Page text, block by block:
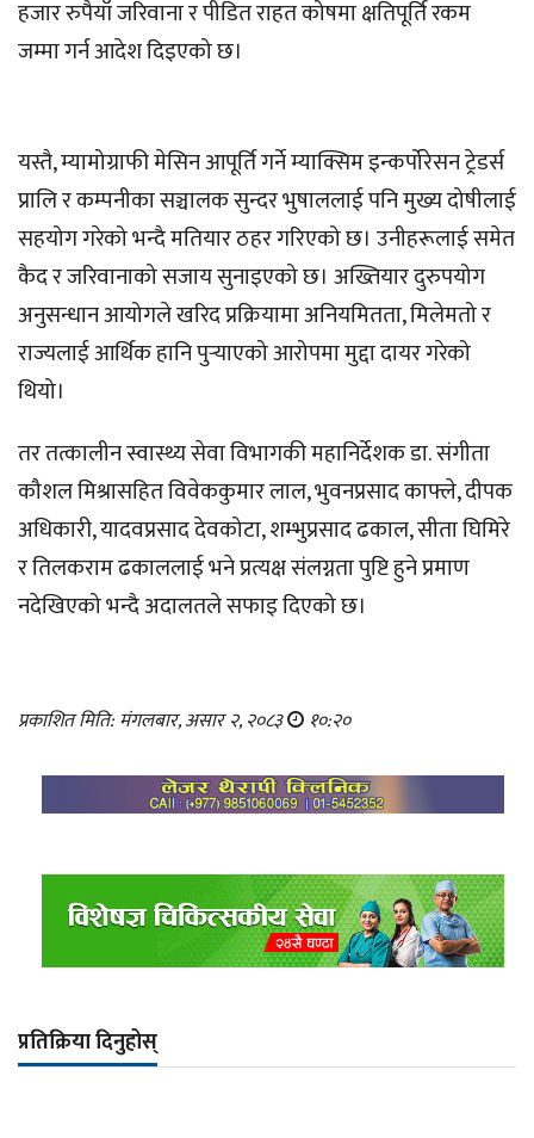
हजार रुपैयाँ जरिवाना र पीडित राहत कोषमा क्षतिपूर्ति रकम
जम्मा गर्न आदेश दिइएको छ।
यस्तै, म्यामोग्राफी मेसिन आपूर्ति गर्ने म्याक्सिम इन्कर्पोरेसन ट्रेडर्स
प्रालि र कम्पनीका सञ्चालक सुन्दर भुषाललाई पनि मुख्य दोषीलाई
सहयोग गरेको भन्दै मतियार ठहर गरिएको छ। उनीहरूलाई समेत
कैद र जरिवानाको सजाय सुनाइएको छ। अख्तियार दुरुपयोग
अनुसन्धान आयोगले खरिद प्रक्रियामा अनियमितता, मिलेमतो र
राज्यलाई आर्थिक हानि पुर्‍याएको आरोपमा मुद्दा दायर गरेको
थियो।
तर तत्कालीन स्वास्थ्य सेवा विभागकी महानिर्देशक डा. संगीता
कौशल मिश्रासहित विवेककुमार लाल, भुवनप्रसाद काफ्ले, दीपक
अधिकारी, यादवप्रसाद देवकोटा, शम्भुप्रसाद ढकाल, सीता घिमिरे
र तिलकराम ढकाललाई भने प्रत्यक्ष संलग्नता पुष्टि हुने प्रमाण
नदेखिएको भन्दै अदालतले सफाइ दिएको छ।
प्रकाशित मिति: मंगलबार, असार २, २०८३ १०:२०
प्रतिक्रिया दिनुहोस्